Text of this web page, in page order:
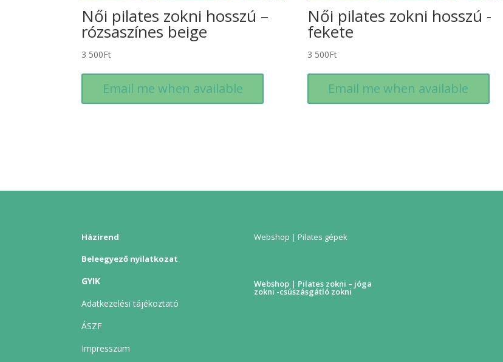
Női pilates zokni hosszú –
rózsaszínes beige
3 500Ft
Email me when available
Női pilates zokni hosszú -
fekete
3 500Ft
Email me when available
Házirend
Beleegyező nyilatkozat
GYIK
Adatkezelési tájékoztató
ÁSZF
Impresszum
Webshop | Pilates gépek
Webshop | Pilates zokni – jóga
zokni -csúszásgátló zokni